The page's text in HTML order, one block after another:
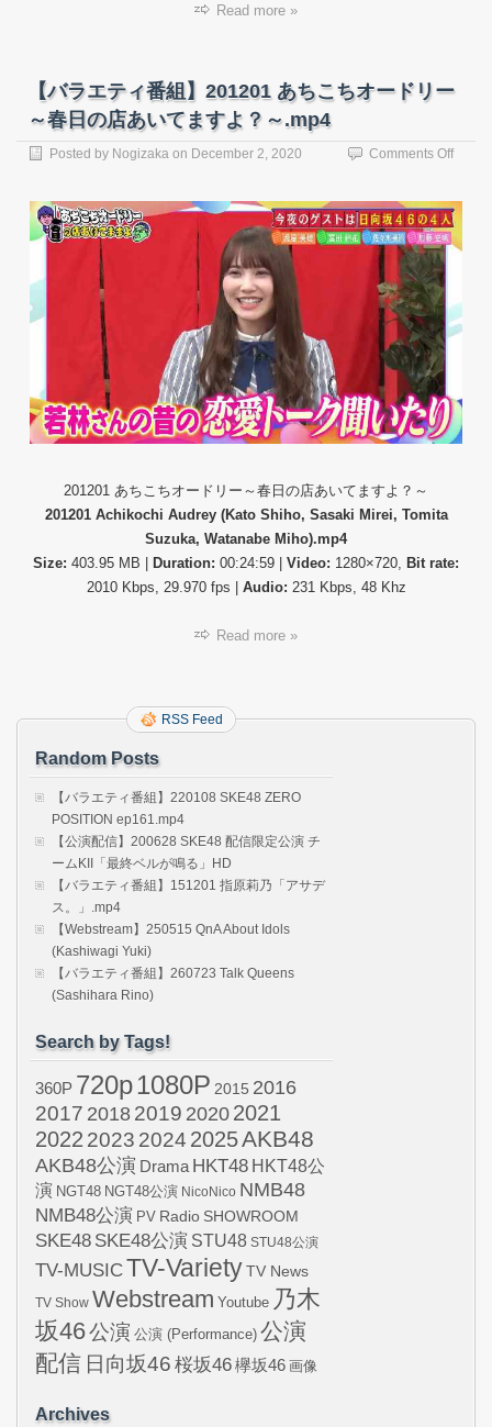
Read more »
【バラエティ番組】201201 あちこちオードリー
～春日の店あいてますよ？～.mp4
Posted by Nogizaka on December 2, 2020 Comments Offon
エ
テ
ィ
あ
オ
ー
ド
の
～
201201 あちこちオードリー～春日の店あいてますよ？～
201201 Achikochi Audrey (Kato Shiho, Sasaki Mirei, Tomita
Suzuka, Watanabe Miho).mp4
Size: 403.95 MB | Duration: 00:24:59 | Video: 1280×720, Bit rate:
2010 Kbps, 29.970 fps | Audio: 231 Kbps, 48 Khz
Read more »
RSS Feed
Random Posts
【バラエティ番組】220108 SKE48 ZERO
POSITION ep161.mp4
【公演配信】200628 SKE48 配信限定公演 チ
ームKII「最終ベルが鳴る」HD
【バラエティ番組】151201 指原莉乃「アサデ
ス。」.mp4
【Webstream】250515 QnA About Idols
(Kashiwagi Yuki)
【バラエティ番組】260723 Talk Queens
(Sashihara Rino)
Search by Tags!
360P 720p1080P 2015 2016
2017 2018 2019 20202021
2022 2023 2024 2025AKB48
AKB48公演 Drama HKT48 HKT48公
演 NGT48 NGT48公演 NicoNico NMB48
NMB48公演 PV Radio SHOWROOM
SKE48 SKE48公演 STU48 STU48公演
TV-MUSICTV-VarietyTV News
TV Show Webstream Youtube 乃木
坂46公演 公演 (Performance) 公演
配信 日向坂46 桜坂46欅坂46 画像
Archives